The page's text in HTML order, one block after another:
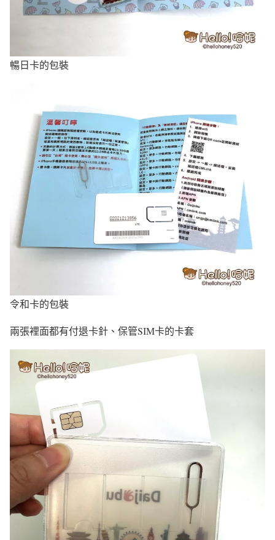
暢日卡的包裝
令和卡的包裝
兩張裡面都有付退卡針、保管SIM卡的卡套